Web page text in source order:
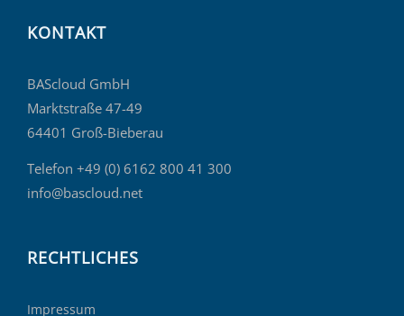
KONTAKT
BAScloud GmbH
Marktstraße 47-49
64401 Groß-Bieberau
Telefon +49 (0) 6162 800 41 300
info@bascloud.net
RECHTLICHES
Impressum